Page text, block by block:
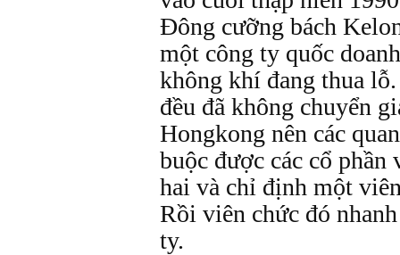
Ðông cưỡng bách
một công ty quốc
không khí đang thua
đều đã không chuyển
Hongkong nên các
buộc được các cổ phần
hai và chỉ định một
Rồi viên chức đó
ty.